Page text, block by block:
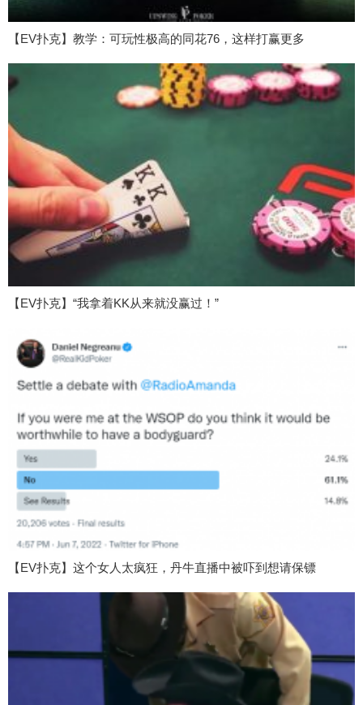
【EV扑克】教学：可玩性极高的同花76，这样打赢更多
【EV扑克】“我拿着KK从来就没赢过！”
【EV扑克】这个女人太疯狂，丹牛直播中被吓到想请保镖